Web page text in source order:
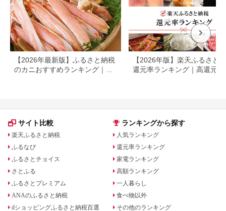
【2026年最新版】ふるさと納税
のカニおすすめランキング｜還
【2026年版】楽天ふるさと
還元率ランキング｜高還元率
サイト比較
楽天ふるさと納税
ふるなび
ふるさとチョイス
さとふる
ふるさとプレミアム
ANAのふるさと納税
dショッピングふるさと納税百選
ランキングから探す
人気ランキング
還元率ランキング
家電ランキング
高額ランキング
一人暮らし
食べ物以外
その他のランキング